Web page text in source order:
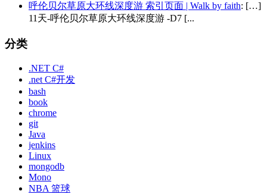
呼伦贝尔草原大环线深度游 索引页面 | Walk by faith: […]
11天-呼伦贝尔草原大环线深度游 -D7 [...
分类
.NET C#
.net C#开发
bash
book
chrome
git
Java
jenkins
Linux
mongodb
Mono
NBA 篮球